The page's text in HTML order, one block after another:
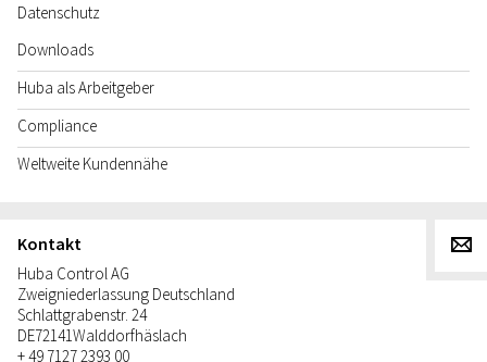
Datenschutz
Downloads
Huba als Arbeitgeber
Compliance
Weltweite Kundennähe
Kontakt
Huba Control AG
Zweigniederlassung Deutschland
Schlattgrabenstr. 24
DE72141Walddorfhäslach
+ 49 7127 2393 00
g